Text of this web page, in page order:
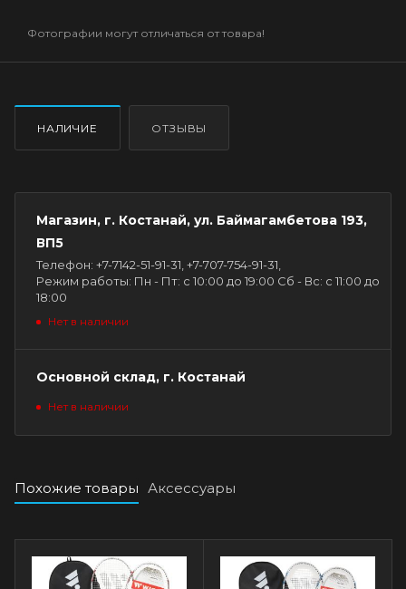
Фотографии могут отличаться от товара!
НАЛИЧИЕ ОТЗЫВЫ
Магазин, г. Костанай, ул. Баймагамбетова 193,
ВП5
Телефон: +7-7142-51-91-31, +7-707-754-91-31,
Режим работы: Пн - Пт: с 10:00 до 19:00 Сб - Вс: с 11:00 до
18:00
Нет в наличии
Основной склад, г. Костанай
Нет в наличии
Похожие товары Аксессуары